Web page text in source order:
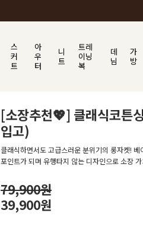
스
커
트
아
우
터
니
트
트레
이닝
복
데
님
가
방
[소장추천💖] 클래식코튼
입고)
클래식하면서도 고급스러운 분위기의 롱자켓!
포인트가 되며 유행타지 않는 디자인으로 소장
79,900원
39,900원